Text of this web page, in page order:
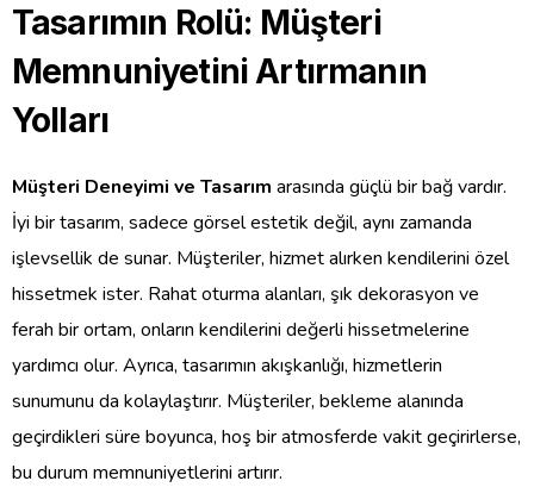
Tasarımın Rolü: Müşteri
Memnuniyetini Artırmanın
Yolları
Müşteri Deneyimi ve Tasarım arasında güçlü bir bağ vardır.
İyi bir tasarım, sadece görsel estetik değil, aynı zamanda
işlevsellik de sunar. Müşteriler, hizmet alırken kendilerini özel
hissetmek ister. Rahat oturma alanları, şık dekorasyon ve
ferah bir ortam, onların kendilerini değerli hissetmelerine
yardımcı olur. Ayrıca, tasarımın akışkanlığı, hizmetlerin
sunumunu da kolaylaştırır. Müşteriler, bekleme alanında
geçirdikleri süre boyunca, hoş bir atmosferde vakit geçirirlerse,
bu durum memnuniyetlerini artırır.